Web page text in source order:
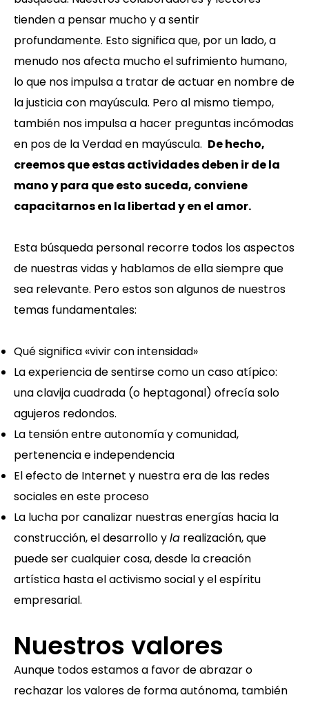
tienden a pensar mucho y a sentir
profundamente. Esto significa que, por un lado, a
menudo nos afecta mucho el sufrimiento humano,
lo que nos impulsa a tratar de actuar en nombre de
la justicia con mayúscula. Pero al mismo tiempo,
también nos impulsa a hacer preguntas incómodas
en pos de la Verdad en mayúscula. De hecho,
creemos que estas actividades deben ir de la
mano y para que esto suceda, conviene
capacitarnos en la libertad y en el amor.
Esta búsqueda personal recorre todos los aspectos
de nuestras vidas y hablamos de ella siempre que
sea relevante. Pero estos son algunos de nuestros
temas fundamentales:
Qué significa «vivir con intensidad»
La experiencia de sentirse como un caso atípico:
una clavija cuadrada (o heptagonal) ofrecía solo
agujeros redondos.
La tensión entre autonomía y comunidad,
pertenencia e independencia
El efecto de Internet y nuestra era de las redes
sociales en este proceso
La lucha por canalizar nuestras energías hacia la
construcción, el desarrollo yla realización, que
puede ser cualquier cosa, desde la creación
artística hasta el activismo social y el espíritu
empresarial.
Nuestros valores
Aunque todos estamos a favor de abrazar o
rechazar los valores de forma autónoma, también